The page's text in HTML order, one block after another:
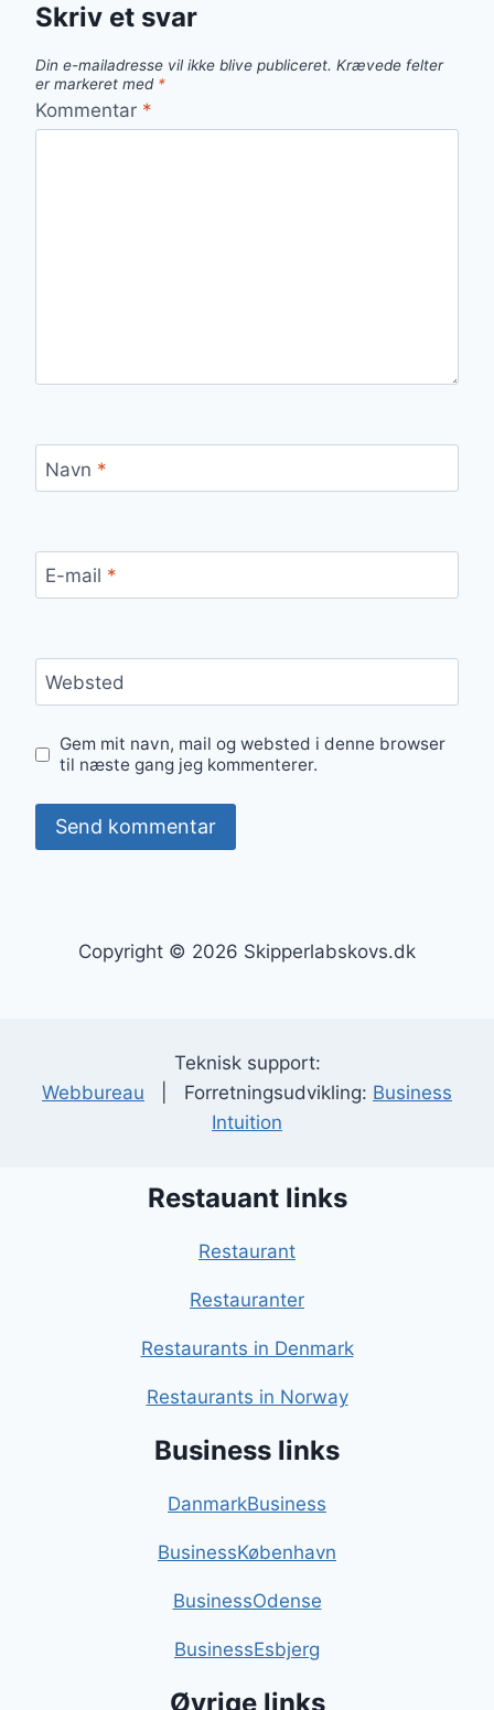
Skriv et svar
Din e-mailadresse vil ikke blive publiceret. Krævede felter
er markeret med *
Kommentar *
Navn *
E-mail *
Websted
Gem mit navn, mail og websted i denne browser
til næste gang jeg kommenterer.
Copyright © 2026 Skipperlabskovs.dk
Teknisk support:
Webbureau | Forretningsudvikling: Business
Intuition
Restauant links
Restaurant
Restauranter
Restaurants in Denmark
Restaurants in Norway
Business links
DanmarkBusiness
BusinessKøbenhavn
BusinessOdense
BusinessEsbjerg
Øvrige links